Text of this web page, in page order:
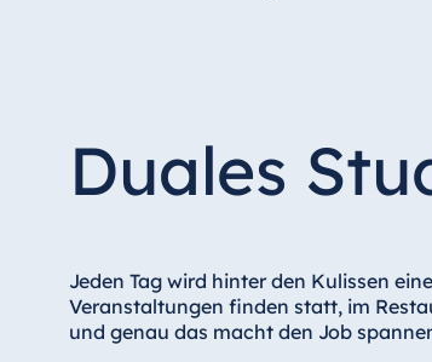
Duales
Jeden Tag wird hinter den Kulissen
Veranstaltungen finden statt, im
und genau das macht den Job